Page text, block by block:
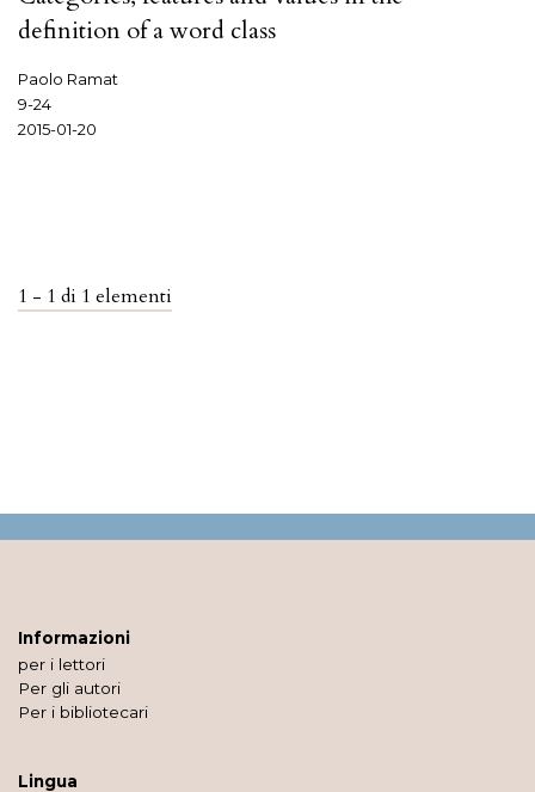
definition of a word class
Paolo Ramat
9-24
2015-01-20
1 - 1 di 1 elementi
Informazioni
per i lettori
Per gli autori
Per i bibliotecari
Lingua